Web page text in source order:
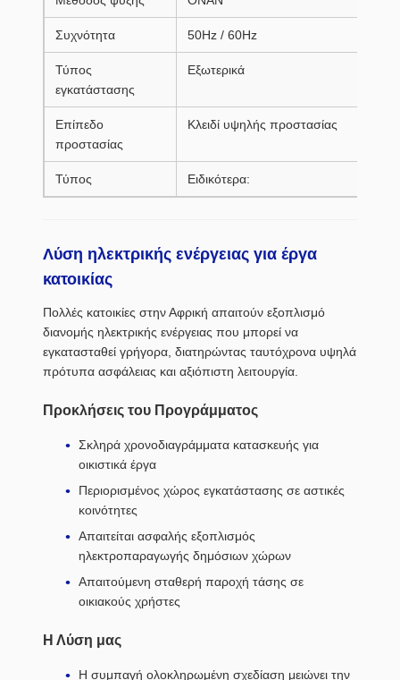
Συχνότητα 50Hz / 60Hz
Τύπος
εγκατάστασης
Εξωτερικά
Επίπεδο
προστασίας
Κλειδί υψηλής προστασίας
Τύπος Ειδικότερα:
Λύση ηλεκτρικής ενέργειας για έργα
κατοικίας
Πολλές κατοικίες στην Αφρική απαιτούν εξοπλισμό
διανομής ηλεκτρικής ενέργειας που μπορεί να
εγκατασταθεί γρήγορα, διατηρώντας ταυτόχρονα υψηλά
πρότυπα ασφάλειας και αξιόπιστη λειτουργία.
Προκλήσεις του Προγράμματος
Σκληρά χρονοδιαγράμματα κατασκευής για
οικιστικά έργα
Περιορισμένος χώρος εγκατάστασης σε αστικές
κοινότητες
Απαιτείται ασφαλής εξοπλισμός
ηλεκτροπαραγωγής δημόσιων χώρων
Απαιτούμενη σταθερή παροχή τάσης σε
οικιακούς χρήστες
Η Λύση μας
Η συμπαγή ολοκληρωμένη σχεδίαση μειώνει την